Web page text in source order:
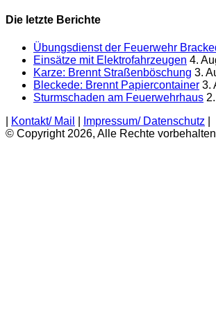
Die letzte Berichte
Übungsdienst der Feuerwehr
Einsätze mit Elektrofahrzeugen 4.
Karze: Brennt Straßenböschung 3.
Bleckede: Brennt Papiercontainer 3.
Sturmschaden am Feuerwehrhaus
Kontakt/ Mail Impressum/ Datenschutz
© Copyright 2026, Alle Rechte